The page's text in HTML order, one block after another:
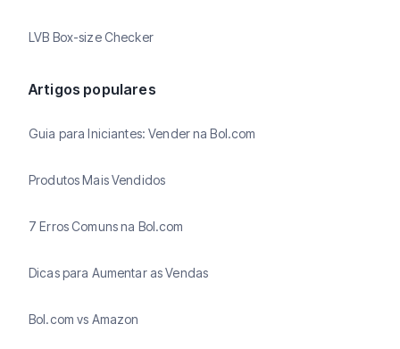
LVB Box-size Checker
Artigos populares
Guia para Iniciantes: Vender na Bol.com
Produtos Mais Vendidos
7 Erros Comuns na Bol.com
Dicas para Aumentar as Vendas
Bol.com vs Amazon